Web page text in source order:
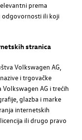
prema
odgovornosti ili koji
stranica
Volkswagen AG
i trgovačke
Volkswagen AG i trećih
glazba i marke
internetskih
ili drugo pravo